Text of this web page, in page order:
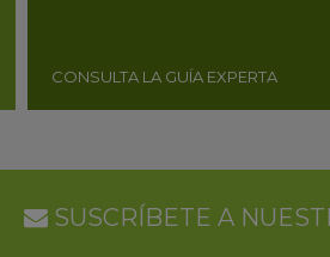
CONSULTA LA GUÍA EXPERTA
SUSCRÍBETE A